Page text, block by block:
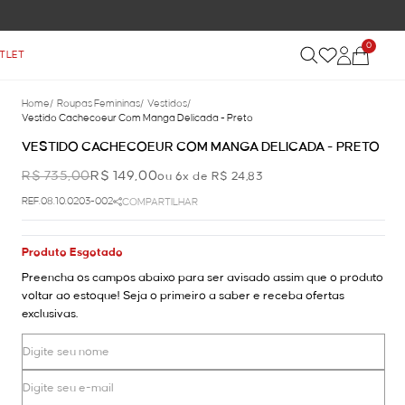
0
Home/ Roupas Femininas/ Vestidos/
Vestido Cachecoeur Com Manga Delicada - Preto
VESTIDO CACHECOEUR COM MANGA DELICADA - PRETO
R$ 735,00R$ 149,00ou 6x de R$ 24,83
REF.08.10.0203-002 COMPARTILHAR
Produto Esgotado
Preencha os campos abaixo para ser avisado assim que o produto
voltar ao estoque! Seja o primeiro a saber e receba ofertas
exclusivas.